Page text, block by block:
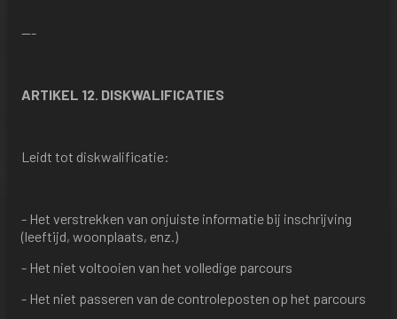
---
ARTIKEL 12. DISKWALIFICATIES
Leidt tot diskwalificatie:
- Het verstrekken van onjuiste informatie bij inschrijving
(leeftijd, woonplaats, enz.)
- Het niet voltooien van het volledige parcours
- Het niet passeren van de controleposten op het parcours